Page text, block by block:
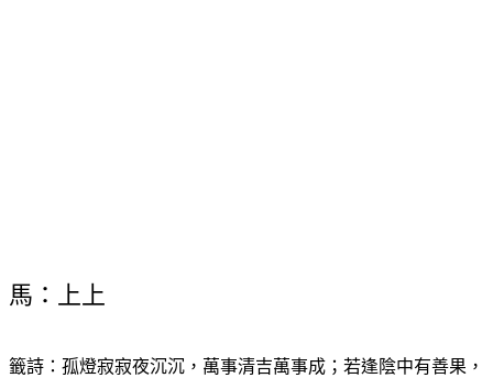
馬：上上
籤詩：孤燈寂寂夜沉沉，萬事清吉萬事成；若逢陰中有善果，